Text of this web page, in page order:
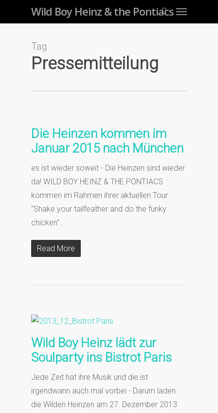
Wild Boy Heinz & the Pontiacs
Tag
Pressemitteilung
Die Heinzen kommen im
Januar 2015 nach München
es ist wieder soweit - Die Heinzen sind wieder
da! WILD BOY HEINZ & THE PONTIACS
kommen im Rahmen ihrer aktuellen Tour
"Shake your tailfeather and do the funky
chicken"...
Read More
Wild Boy Heinz lädt zur
Soulparty ins Bistrot Paris
Jede Zeit hat ihre Musik und die ist
irgendwann auch mal vorbei - Darum laden
die Wilden Heinzen am 27. Dezember 2013